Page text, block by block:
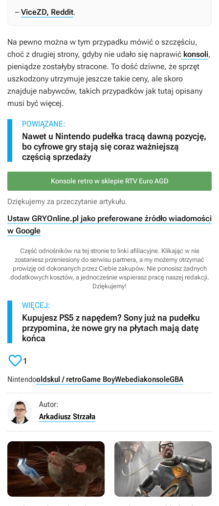
– ViceZD, Reddit.
Na pewno można w tym przypadku mówić o szczęściu,
choć z drugiej strony, gdyby nie udało się naprawić konsoli,
pieniądze zostałyby stracone. To dość dziwne, że sprzęt
uszkodzony utrzymuje jeszcze takie ceny, ale skoro
znajduje nabywców, takich przypadków jak tutaj opisany
musi być więcej.
POWIĄZANE:
Nawet u Nintendo pudełka tracą dawną pozycję,
bo cyfrowe gry stają się coraz ważniejszą
częścią sprzedaży
Konsole retro w sklepie RTV Euro AGD
Dziękujemy za przeczytanie artykułu.
Ustaw GRYOnline.pl jako preferowane źródło wiadomości
w Google
Część odnośników na tej stronie to linki afiliacyjne. Klikając w nie
zostaniesz przeniesiony do serwisu partnera, a my możemy otrzymać
prowizję od dokonanych przez Ciebie zakupów. Nie ponosisz żadnych
dodatkowych kosztów, a jednocześnie wspierasz pracę naszej redakcji.
Dziękujemy!
WIĘCEJ:
Kupujesz PS5 z napędem? Sony już na pudełku
przypomina, że nowe gry na płytach mają datę
końca
1
Nintendooldskul / retroGame BoyWebediakonsoleGBA
Autor:
Arkadiusz Strzała